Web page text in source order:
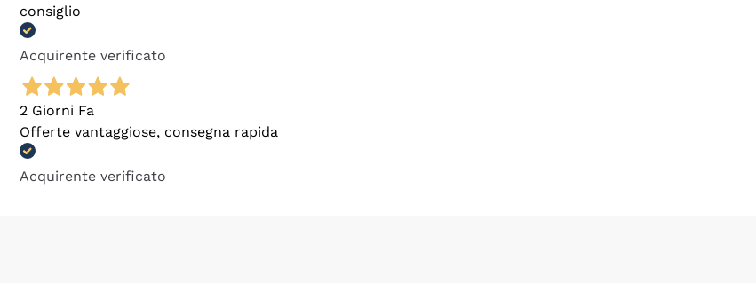
consiglio
Acquirente verificato
2 Giorni Fa
Offerte vantaggiose, consegna rapida
Acquirente verificato